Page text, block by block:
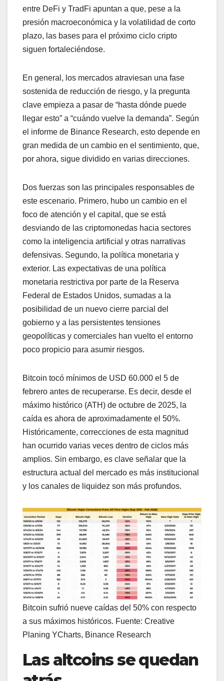
entre DeFi y TradFi apuntan a que, pese a la
presión macroeconómica y la volatilidad de corto
plazo, las bases para el próximo ciclo cripto
siguen fortaleciéndose.
En general, los mercados atraviesan una fase
sostenida de reducción de riesgo, y la pregunta
clave empieza a pasar de “hasta dónde puede
llegar esto” a “cuándo vuelve la demanda”. Según
el informe de Binance Research, esto depende en
gran medida de un cambio en el sentimiento, que,
por ahora, sigue dividido en varias direcciones.
Dos fuerzas son las principales responsables de
este escenario. Primero, hubo un cambio en el
foco de atención y el capital, que se está
desviando de las criptomonedas hacia sectores
como la inteligencia artificial y otras narrativas
defensivas. Segundo, la política monetaria y
exterior. Las expectativas de una política
monetaria restrictiva por parte de la Reserva
Federal de Estados Unidos, sumadas a la
posibilidad de un nuevo cierre parcial del
gobierno y a las persistentes tensiones
geopolíticas y comerciales han vuelto el entorno
poco propicio para asumir riesgos.
Bitcoin tocó mínimos de USD 60.000 el 5 de
febrero antes de recuperarse. Es decir, desde el
máximo histórico (ATH) de octubre de 2025, la
caída es ahora de aproximadamente el 50%.
Históricamente, correcciones de esta magnitud
han ocurrido varias veces dentro de ciclos más
amplios. Sin embargo, es clave señalar que la
estructura actual del mercado es más institucional
y los canales de liquidez son más profundos.
Bitcoin sufrió nueve caídas del 50% con respecto
a sus máximos históricos. Fuente: Creative
Planing YCharts, Binance Research
Las altcoins se quedan